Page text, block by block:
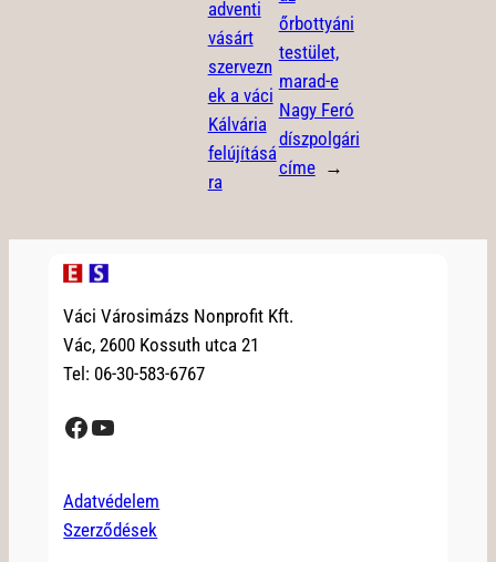
adventi
vásárt
szervezn
ek a váci
Kálvária
felújításá
ra
őrbottyáni
testület,
marad-e
Nagy Feró
díszpolgári
címe →
Váci Városimázs Nonprofit Kft.
Vác, 2600 Kossuth utca 21
Tel: 06-30-583-6767
Facebook YouTube
Adatvédelem
Szerződések